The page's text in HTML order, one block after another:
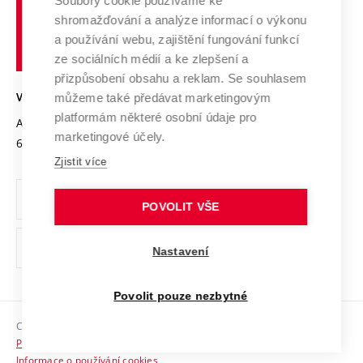
Výzkumné infrastruktury
Transfer znalostí
Open Science
Projekty
Projekty ze strukturálních fondů
Specifický výzkum
Služby univerzity
Mezinárodní dohody
Univerzitní sítě
Udržitelná univerzita
Podnikavá univerzita / ContriBUTe
Bezpečná univerzita
Vyznamenání
Organizační struktura
Ochrana osobních údajů
odkaz)
Sociální bezpečí
HR Award
učení
technické
VYSOKÉ UČENÍ TECHNICKÉ V BRNĚ
Antonínská 548/1
602 00 Brno
www.vut.cz
vut@vutbr.cz
Copyright © 2026 VUT
Prohlášení o přístupnosti
Informace o používání cookies
shromažďování a analýze informací o výkonu
a používání webu, zajištění fungování funkcí
ze sociálních médií a ke zlepšení a
přizpůsobení obsahu a reklam. Se souhlasem
můžeme také předávat marketingovým
platformám některé osobní údaje pro
marketingové účely.
Zjistit více
POVOLIT VŠE
Nastavení
Povolit pouze nezbytné